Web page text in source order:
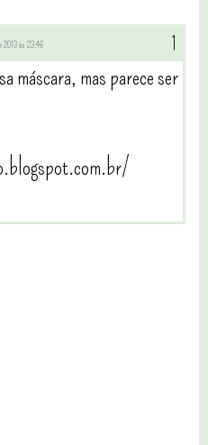
2013 às 23:46
máscara, mas parece ser